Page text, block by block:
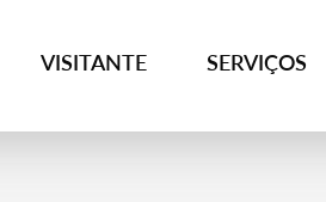
VISITANTE SERVIÇOS